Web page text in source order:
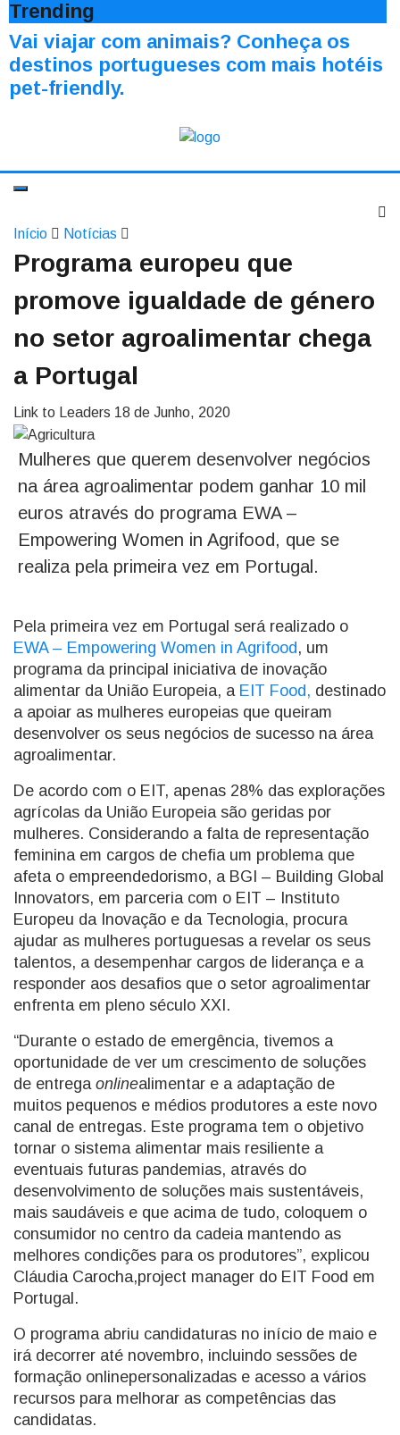
Trending
Vai viajar com animais? Conheça os
destinos portugueses com mais hotéis
pet-friendly.
Início Notícias
Programa europeu que
promove igualdade de género
no setor agroalimentar chega
a Portugal
Link to Leaders 18 de Junho, 2020
Mulheres que querem desenvolver negócios
na área agroalimentar podem ganhar 10 mil
euros através do programa EWA –
Empowering Women in Agrifood, que se
realiza pela primeira vez em Portugal.
Pela primeira vez em Portugal será realizado o
EWA – Empowering Women in Agrifood, um
programa da principal iniciativa de inovação
alimentar da União Europeia, a EIT Food, destinado
a apoiar as mulheres europeias que queiram
desenvolver os seus negócios de sucesso na área
agroalimentar.
De acordo com o EIT, apenas 28% das explorações
agrícolas da União Europeia são geridas por
mulheres. Considerando a falta de representação
feminina em cargos de chefia um problema que
afeta o empreendedorismo, a BGI – Building Global
Innovators, em parceria com o EIT – Instituto
Europeu da Inovação e da Tecnologia, procura
ajudar as mulheres portuguesas a revelar os seus
talentos, a desempenhar cargos de liderança e a
responder aos desafios que o setor agroalimentar
enfrenta em pleno século XXI.
“Durante o estado de emergência, tivemos a
oportunidade de ver um crescimento de soluções
de entrega onlinealimentar e a adaptação de
muitos pequenos e médios produtores a este novo
canal de entregas. Este programa tem o objetivo
tornar o sistema alimentar mais resiliente a
eventuais futuras pandemias, através do
desenvolvimento de soluções mais sustentáveis,
mais saudáveis e que acima de tudo, coloquem o
consumidor no centro da cadeia mantendo as
melhores condições para os produtores”, explicou
Cláudia Carocha,project manager do EIT Food em
Portugal.
O programa abriu candidaturas no início de maio e
irá decorrer até novembro, incluindo sessões de
formação onlinepersonalizadas e acesso a vários
recursos para melhorar as competências das
candidatas.